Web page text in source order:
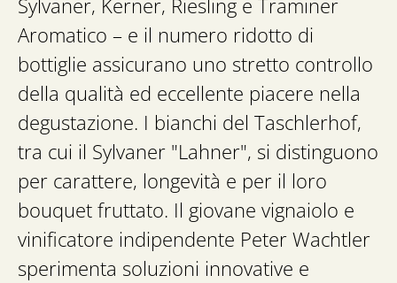
Aromatico – e il numero ridotto di
bottiglie assicurano uno stretto controllo
della qualità ed eccellente piacere nella
degustazione. I bianchi del Taschlerhof,
tra cui il Sylvaner "Lahner", si distinguono
per carattere, longevità e per il loro
bouquet fruttato. Il giovane vignaiolo e
vinificatore indipendente Peter Wachtler
sperimenta soluzioni innovative e